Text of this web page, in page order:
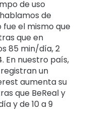
de uso
de
el mismo que
que en
85 min/día, 2
En nuestro país,
un
aumenta su
que BeReal y
y de 10 a 9